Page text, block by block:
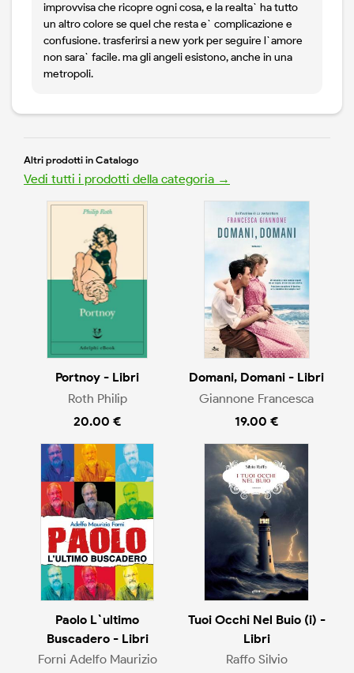
improvvisa che ricopre ogni cosa, e la realta` ha tutto
un altro colore se quel che resta e` complicazione e
confusione. trasferirsi a new york per seguire l`amore
non sara` facile. ma gli angeli esistono, anche in una
metropoli.
Altri prodotti in Catalogo
Vedi tutti i prodotti della categoria →
Portnoy - Libri
Roth Philip
20.00 €
Domani, Domani - Libri
Giannone Francesca
19.00 €
Paolo L`ultimo
Buscadero - Libri
Forni Adelfo Maurizio
Tuoi Occhi Nel Buio (i) -
Libri
Raffo Silvio